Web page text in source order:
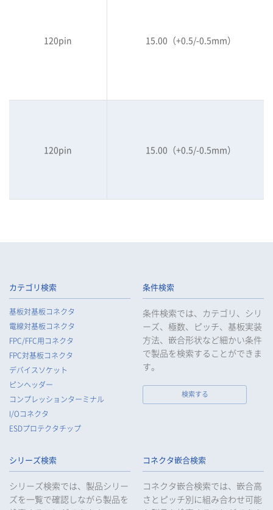
120pin 15.00（+0.5/-0.5mm）
120pin 15.00（+0.5/-0.5mm）
カテゴリ検索
基板対基板コネクタ
電線対基板コネクタ
FPC/FFC用コネクタ
FPC対基板コネクタ
デバイスソケット
ピンヘッダー
コンプレッションターミナル
I/Oコネクタ
ESDプロテクタチップ
条件検索
条件検索では、カテゴリ、シリ
ーズ、極数、ピッチ、基板実装
方法、嵌合形状など細かい条件
で製品を検索することができま
す。
検索する
シリーズ検索
シリーズ検索では、製品シリー
ズを一覧で確認しながら製品を
コネクタ嵌合検索
コネクタ嵌合検索では、嵌合高
さとピッチ別に組み合わせ可能